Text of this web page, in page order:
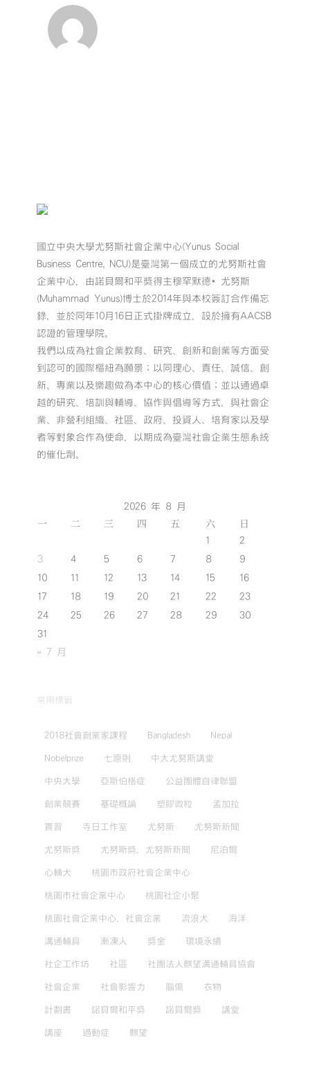
國立中央大學尤努斯社會企業中心(Yunus Social
Business Centre, NCU)是臺灣第一個成立的尤努斯社會
企業中心，由諾貝爾和平獎得主穆罕默德•尤努斯
(Muhammad Yunus)博士於2014年與本校簽訂合作備忘
錄，並於同年10月16日正式掛牌成立，設於擁有AACSB
認證的管理學院。
我們以成為社會企業教育、研究、創新和創業等方面受
到認可的國際樞紐為願景；以同理心、責任、誠信、創
新、專業以及樂趣做為本中心的核心價值；並以通過卓
越的研究、培訓與輔導、協作與倡導等方式，與社會企
業、非營利組織、社區、政府、投資人、培育家以及學
者等對象合作為使命，以期成為臺灣社會企業生態系統
的催化劑。
2026 年 8 月
一 二 三 四 五 六 日
1
2
3
4 5 6 7 8
9
10
11 12 13 14 15
16
17
18 19 20 21 22
23
24
25 26 27 28 29
30
31
« 7 月
常用標籤
2018社會創業家課程 Bangladesh Nepal
Nobelprize 七原則 中大尤努斯講堂
中央大學 亞斯伯格症 公益團體自律聯盟
創業競賽 基礎概論 塑膠微粒 孟加拉
實習 寺日工作室 尤努斯 尤努斯新聞
尤努斯獎 尤努斯獎，尤努斯新聞 尼泊爾
心輔犬 桃園市政府社會企業中心
桃園市社會企業中心 桃園社企小聚
桃園社會企業中心，社會企業 流浪犬 海洋
溝通輔具 漸凍人 獎金 環境永續
社企工作坊 社區 社團法人麒望溝通輔具協會
社會企業 社會影響力 腦傷 衣物
計劃書 諾貝爾和平獎 諾貝爾獎 講堂
講座 過動症 麒望